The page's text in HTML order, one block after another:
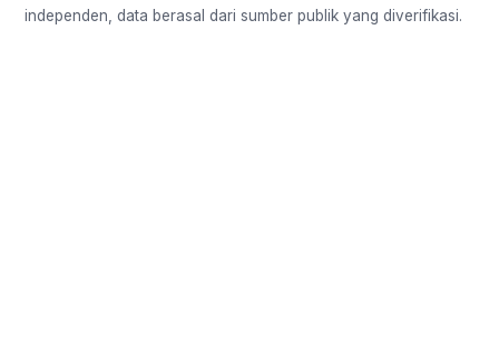
independen, data berasal dari sumber publik yang diverifikasi.